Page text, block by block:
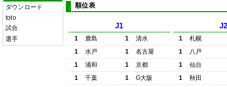
ダウンロード
toto
試合
選手
順位表
J1
1 鹿島 1
清水
1
水戸 1
名古屋
1
浦和 1
京都
1
千葉 1
G大阪
1
札幌
1
八戸
1
仙台
1
秋田